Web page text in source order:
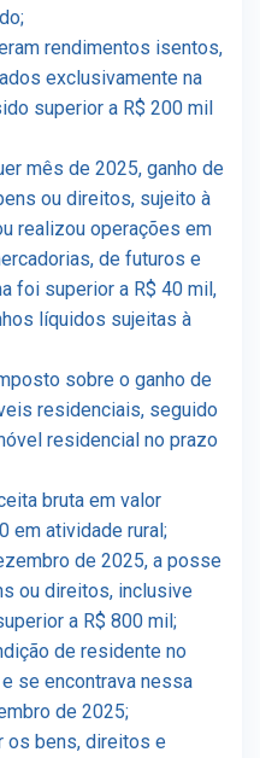
rendimentos isentos,
exclusivamente na
superior a R$ 200 mil
mês de 2025, ganho de
ou direitos, sujeito à
realizou operações em
de futuros e
foi superior a R$ 40 mil,
líquidos sujeitas à
sobre o ganho de
residenciais, seguido
residencial no prazo
bruta em valor
em atividade rural;
de 2025, a posse
ou direitos, inclusive
a R$ 800 mil;
de residente no
se encontrava nessa
de 2025;
os bens, direitos e